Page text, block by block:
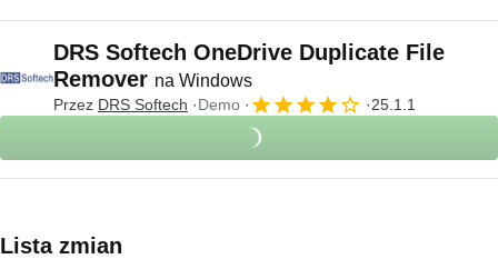
DRS Softech OneDrive Duplicate File
Remover na Windows
Przez DRS Softech Demo 25.1.1
Lista zmian